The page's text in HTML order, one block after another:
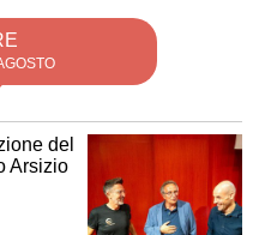
del
Arsizio